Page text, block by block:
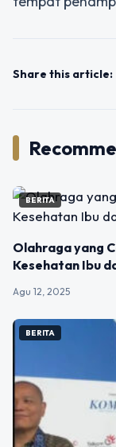
Share this article:
BERITA
Olahraga yang
Kesehatan Ibu
Agu 12, 2025
BERITA